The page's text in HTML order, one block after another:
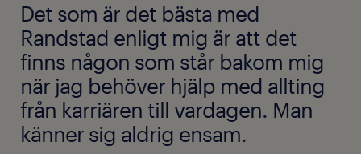
Det som är det bästa med
Randstad enligt mig är att det
finns någon som står bakom mig
när jag behöver hjälp med allting
från karriären till vardagen. Man
känner sig aldrig ensam.